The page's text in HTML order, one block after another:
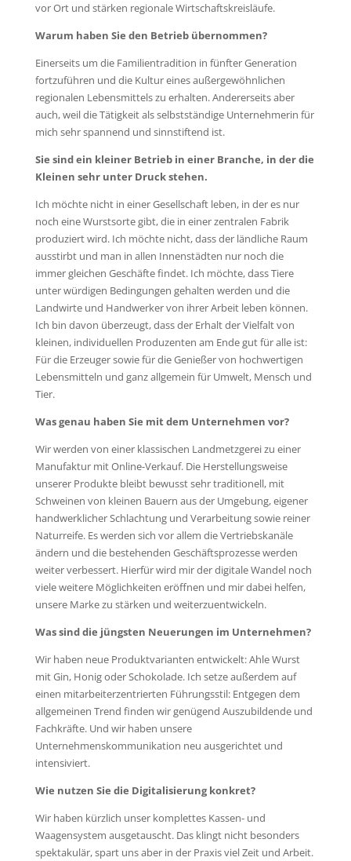
vor Ort und stärken regionale Wirtschaftskreisläufe.
Warum haben Sie den Betrieb übernommen?
Einerseits um die Familientradition in fünfter Generation
fortzuführen und die Kultur eines außergewöhnlichen
regionalen Lebensmittels zu erhalten. Andererseits aber
auch, weil die Tätigkeit als selbstständige Unternehmerin für
mich sehr spannend und sinnstiftend ist.
Sie sind ein kleiner Betrieb in einer Branche, in der die
Kleinen sehr unter Druck stehen.
Ich möchte nicht in einer Gesellschaft leben, in der es nur
noch eine Wurstsorte gibt, die in einer zentralen Fabrik
produziert wird. Ich möchte nicht, dass der ländliche Raum
ausstirbt und man in allen Innenstädten nur noch die
immer gleichen Geschäfte findet. Ich möchte, dass Tiere
unter würdigen Bedingungen gehalten werden und die
Landwirte und Handwerker von ihrer Arbeit leben können.
Ich bin davon überzeugt, dass der Erhalt der Vielfalt von
kleinen, individuellen Produzenten am Ende gut für alle ist:
Für die Erzeuger sowie für die Genießer von hochwertigen
Lebensmitteln und ganz allgemein für Umwelt, Mensch und
Tier.
Was genau haben Sie mit dem Unternehmen vor?
Wir werden von einer klassischen Landmetzgerei zu einer
Manufaktur mit Online-Verkauf. Die Herstellungsweise
unserer Produkte bleibt bewusst sehr traditionell, mit
Schweinen von kleinen Bauern aus der Umgebung, eigener
handwerklicher Schlachtung und Verarbeitung sowie reiner
Naturreife. Es werden sich vor allem die Vertriebskanäle
ändern und die bestehenden Geschäftsprozesse werden
weiter verbessert. Hierfür wird mir der digitale Wandel noch
viele weitere Möglichkeiten eröffnen und mir dabei helfen,
unsere Marke zu stärken und weiterzuentwickeln.
Was sind die jüngsten Neuerungen im Unternehmen?
Wir haben neue Produktvarianten entwickelt: Ahle Wurst
mit Gin, Honig oder Schokolade. Ich setze außerdem auf
einen mitarbeiterzentrierten Führungsstil: Entgegen dem
allgemeinen Trend finden wir genügend Auszubildende und
Fachkräfte. Und wir haben unsere
Unternehmenskommunikation neu ausgerichtet und
intensiviert.
Wie nutzen Sie die Digitalisierung konkret?
Wir haben kürzlich unser komplettes Kassen- und
Waagensystem ausgetauscht. Das klingt nicht besonders
spektakulär, spart uns aber in der Praxis viel Zeit und Arbeit.